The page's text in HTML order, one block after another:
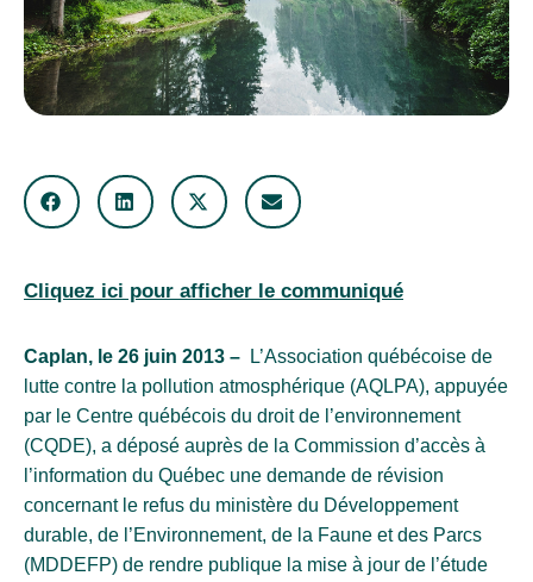
Cliquez ici pour afficher le communiqué
Caplan, le 26 juin 2013 – L’Association québécoise de
lutte contre la pollution atmosphérique (AQLPA), appuyée
par le Centre québécois du droit de l’environnement
(CQDE), a déposé auprès de la Commission d’accès à
l’information du Québec une demande de révision
concernant le refus du ministère du Développement
durable, de l’Environnement, de la Faune et des Parcs
(MDDEFP) de rendre publique la mise à jour de l’étude